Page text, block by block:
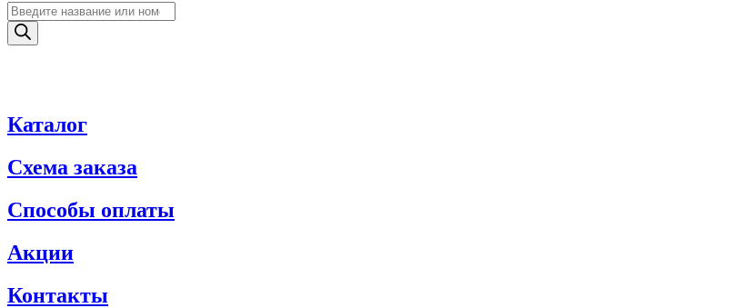
Поиск
товаров
Каталог
Схема заказа
Способы оплаты
Акции
Контакты